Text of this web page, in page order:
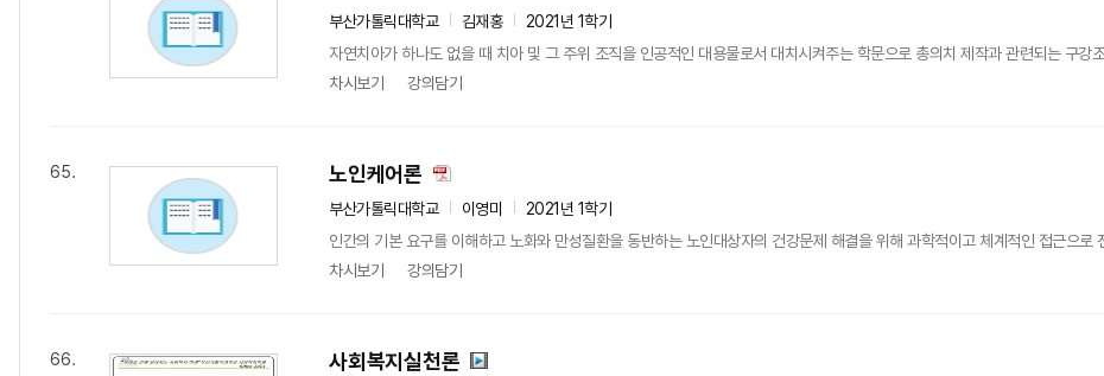
부산가톨릭대학교 김재홍
2021년 1학기
자연치아가 하나도 없을 때 치아 및 그 주위 조직을 인공적인 대용물로서 대치시켜주는 학문으로 총의치 제작과 관련되는 구
차시보기
강의담기
65. 노인케어론
부산가톨릭대학교 이영미
2021년 1학기
인간의 기본 요구를 이해하고 노화와 만성질환을 동반하는 노인대상자의 건강문제 해결을 위해 과학적이고 체계적인 접근으로
차시보기
강의담기
66. 사회복지실천론